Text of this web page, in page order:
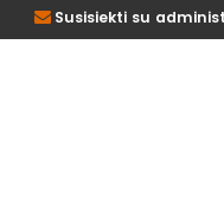
Susisiekti su